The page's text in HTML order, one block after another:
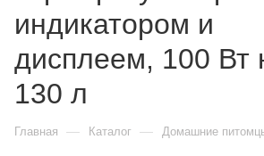
индикатором и
дисплеем, 100 Вт
130 л
Главная — Каталог — Домашние